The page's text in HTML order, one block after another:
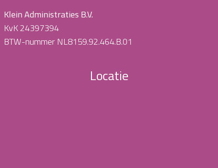
Klein Administraties B.V.
KvK 24397394
BTW-nummer NL8159.92.464.B.01
Locatie